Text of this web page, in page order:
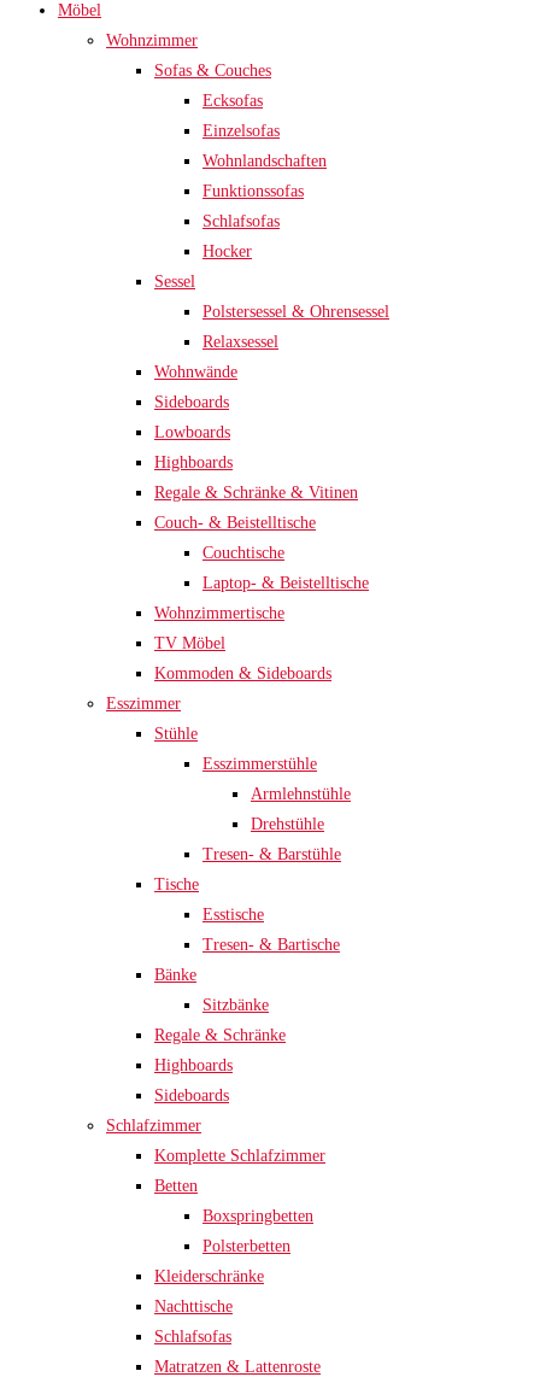
Möbel
Wohnzimmer
Sofas & Couches
Ecksofas
Einzelsofas
Wohnlandschaften
Funktionssofas
Schlafsofas
Hocker
Sessel
Polstersessel & Ohrensessel
Relaxsessel
Wohnwände
Sideboards
Lowboards
Highboards
Regale & Schränke & Vitinen
Couch- & Beistelltische
Couchtische
Laptop- & Beistelltische
Wohnzimmertische
TV Möbel
Kommoden & Sideboards
Esszimmer
Stühle
Esszimmerstühle
Armlehnstühle
Drehstühle
Tresen- & Barstühle
Tische
Esstische
Tresen- & Bartische
Bänke
Sitzbänke
Regale & Schränke
Highboards
Sideboards
Schlafzimmer
Komplette Schlafzimmer
Betten
Boxspringbetten
Polsterbetten
Kleiderschränke
Nachttische
Schlafsofas
Matratzen & Lattenroste